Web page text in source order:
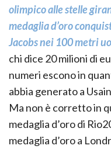
olimpico alle stelle
medaglia d’oro
Jacobs nei 100 metri
chi dice 20 milioni di
numeri escono in
abbia generato a
Ma non è corretto in
medaglia d’oro di
medaglia d’oro a